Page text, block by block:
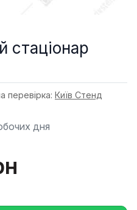
стаціонар
перевірка: Київ Стенд
дня